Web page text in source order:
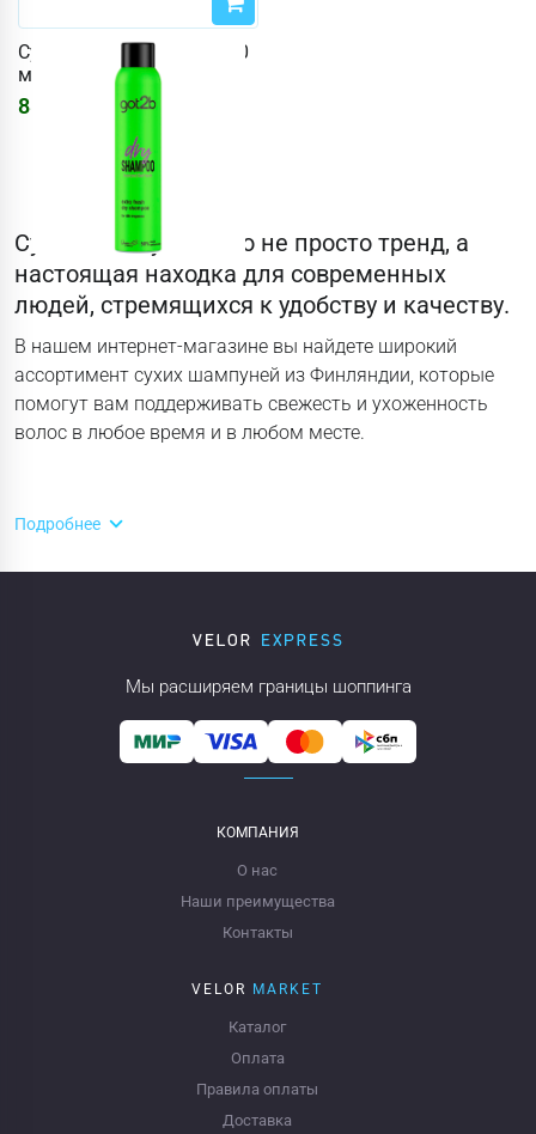
Сухой шампунь got2b 200
мл Extra Fresh
886
Сухие шампуни – это не просто тренд, а
настоящая находка для современных
людей, стремящихся к удобству и качеству.
В нашем интернет-магазине вы найдете широкий
ассортимент сухих шампуней из Финляндии, которые
помогут вам поддерживать свежесть и ухоженность
волос в любое время и в любом месте.
Подробнее
Мы расширяем границы шоппинга
КОМПАНИЯ
О нас
Наши преимущества
Контакты
VELOR MARKET
Каталог
Оплата
Правила оплаты
Доставка